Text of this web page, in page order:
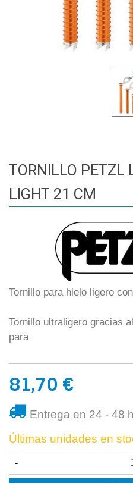
TORNILLO PETZL
LIGHT 21 CM
Tornillo para hielo ligero
Tornillo ultraligero gracias
para
81,70 €
Entrega en 24 - 48
Últimas unidades en
-